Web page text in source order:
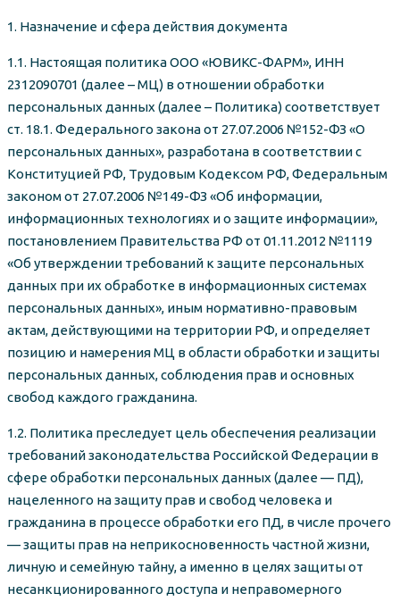
1. Назначение и сфера действия документа
1.1. Настоящая политика ООО «ЮВИКС-ФАРМ», ИНН
2312090701 (далее – МЦ) в отношении обработки
персональных данных (далее – Политика) соответствует
ст. 18.1. Федерального закона от 27.07.2006 №152-ФЗ «О
персональных данных», разработана в соответствии с
Конституцией РФ, Трудовым Кодексом РФ, Федеральным
законом от 27.07.2006 №149-ФЗ «Об информации,
информационных технологиях и о защите информации»,
постановлением Правительства РФ от 01.11.2012 №1119
«Об утверждении требований к защите персональных
данных при их обработке в информационных системах
персональных данных», иным нормативно-правовым
актам, действующими на территории РФ, и определяет
позицию и намерения МЦ в области обработки и защиты
персональных данных, соблюдения прав и основных
свобод каждого гражданина.
1.2. Политика преследует цель обеспечения реализации
требований законодательства Российской Федерации в
сфере обработки персональных данных (далее — ПД),
нацеленного на защиту прав и свобод человека и
гражданина в процессе обработки его ПД, в числе прочего
— защиты прав на неприкосновенность частной жизни,
личную и семейную тайну, а именно в целях защиты от
несанкционированного доступа и неправомерного